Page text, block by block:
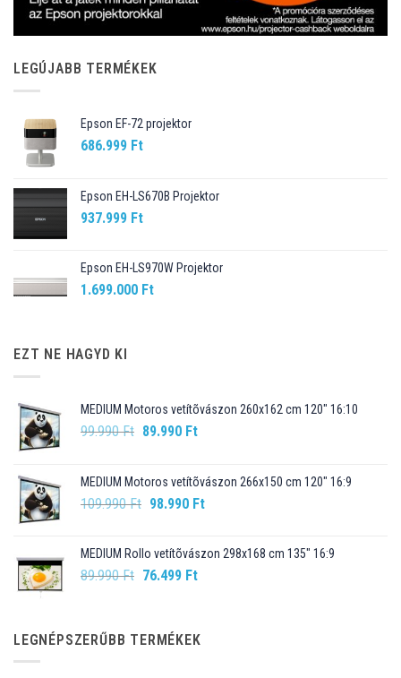
LEGÚJABB TERMÉKEK
Epson EF-72 projektor
686.999 Ft
Epson EH-LS670B Projektor
937.999 Ft
Epson EH-LS970W Projektor
1.699.000 Ft
EZT NE HAGYD KI
MEDIUM Motoros vetítõvászon 260x162 cm 120" 16:10
99.990Ft Original
99.990 Ft.
89.990 FtCurrent
89.990 Ft.
MEDIUM Motoros vetítõvászon 266x150 cm 120" 16:9
109.990Ft Original
109.990 Ft.
98.990 FtCurrent
98.990 Ft.
MEDIUM Rollo vetítõvászon 298x168 cm 135" 16:9
89.990Ft Original
89.990 Ft.
76.499 FtCurrent
76.499 Ft.
LEGNÉPSZERŰBB TERMÉKEK